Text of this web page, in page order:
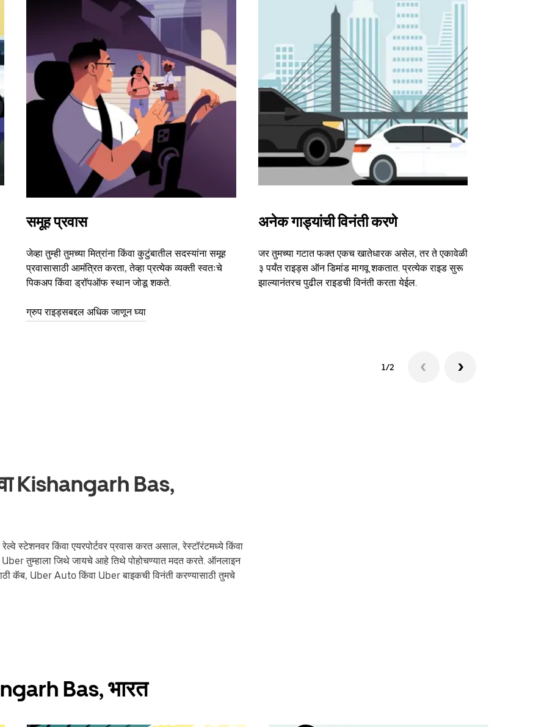
समूह प्रवास
जेव्हा तुम्ही तुमच्या मित्रांना किंवा कुटुंबातील सदस्यांना समूह
प्रवासासाठी आमंत्रित करता, तेव्हा प्रत्येक व्यक्ती स्वतःचे
पिकअप किंवा ड्रॉपऑफ स्थान जोडू शकते.
ग्रुप राइड्सबद्दल अधिक जाणून घ्या
अनेक गाड्यांची विनंती करणे
जर तुमच्या गटात फक्त एकच खातेधारक असेल, तर ते एकावेळी
३ पर्यंत राइड्स ऑन डिमांड मागवू शकतात. प्रत्येक राइड सुरू
झाल्यानंतरच पुढील राइडची विनंती करता येईल.
1/2
Kishangarh Bas,
किंवा एयरपोर्टवर प्रवास करत असाल, रेस्टॉरंटमध्ये किंवा
तुम्हाला जिथे जायचे आहे तिथे पोहोचण्यात मदत करते. ऑनलाइन
कॅब, Uber Auto किंवा Uber बाइकची विनंती करण्यासाठी तुमचे
Bas, भारत